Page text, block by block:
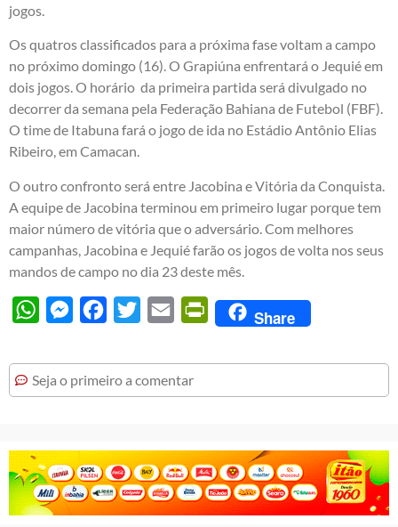
jogos.
Os quatros classificados para a próxima fase voltam a campo
no próximo domingo (16). O Grapiúna enfrentará o Jequié em
dois jogos. O horário da primeira partida será divulgado no
decorrer da semana pela Federação Bahiana de Futebol (FBF).
O time de Itabuna fará o jogo de ida no Estádio Antônio Elias
Ribeiro, em Camacan.
O outro confronto será entre Jacobina e Vitória da Conquista.
A equipe de Jacobina terminou em primeiro lugar porque tem
maior número de vitória que o adversário. Com melhores
campanhas, Jacobina e Jequié farão os jogos de volta nos seus
mandos de campo no dia 23 deste mês.
WhatsAppMessengerFacebook
Twitter Email PrintFriendly
Share
Seja o primeiro a comentar